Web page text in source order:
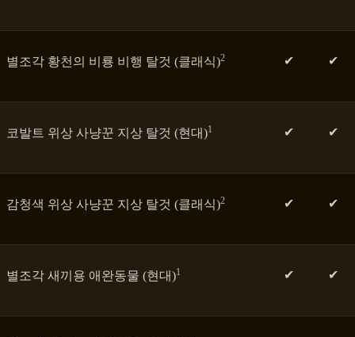
별조각 황천의 비룡 비행 탈것 (클래식)2 ✔ ✔
코발트 위상 사냥꾼 지상 탈것 (현대)1 ✔ ✔
감청색 위상 사냥꾼 지상 탈것 (클래식)2 ✔ ✔
별조각 새끼용 애완동물 (현대)1 ✔ ✔